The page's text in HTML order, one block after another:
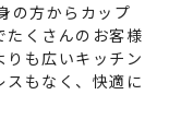
の方からカップ
たくさんのお客様
りも広いキッチン
スもなく、快適に